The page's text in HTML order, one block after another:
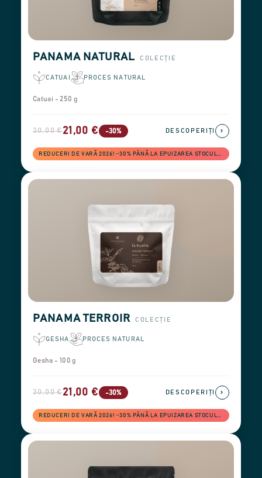
PANAMA NATURAL COLECȚIE
CATUAI PROCES NATURAL
Catuai - 250 g
30,00 €21,00 € -30%
REDUCERI DE VARĂ 2026! −30% PÂNĂ LA EPUIZAREA STOCULUI
DESCOPERIȚI ›
PANAMA TERROIR COLECȚIE
GESHA PROCES NATURAL
Gesha - 100 g
30,00 €21,00 € -30%
REDUCERI DE VARĂ 2026! −30% PÂNĂ LA EPUIZAREA STOCULUI
DESCOPERIȚI ›